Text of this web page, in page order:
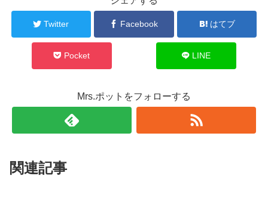
Twitter Facebook はてブ
Pocket LINE
Mrs.ポットをフォローする
関連記事